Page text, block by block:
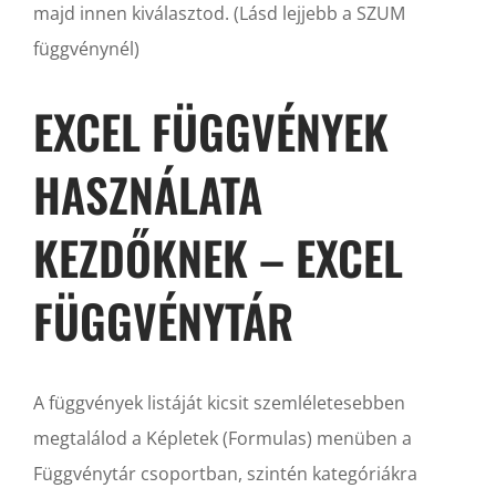
majd innen kiválasztod. (Lásd lejjebb a SZUM
függvénynél)
EXCEL FÜGGVÉNYEK
HASZNÁLATA
KEZDŐKNEK – EXCEL
FÜGGVÉNYTÁR
A függvények listáját kicsit szemléletesebben
megtalálod a Képletek (Formulas) menüben a
Függvénytár csoportban, szintén kategóriákra